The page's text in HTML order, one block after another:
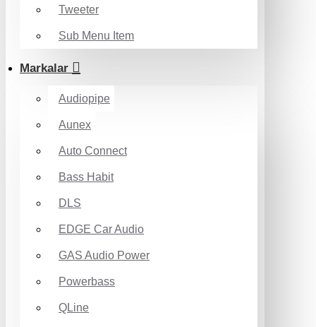
Tweeter
Sub Menu Item
Markalar
Audiopipe
Aunex
Auto Connect
Bass Habit
DLS
EDGE Car Audio
GAS Audio Power
Powerbass
QLine